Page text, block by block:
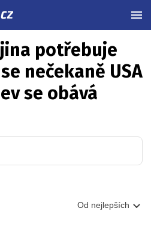
potřebuje
nečekaně USA
se obává